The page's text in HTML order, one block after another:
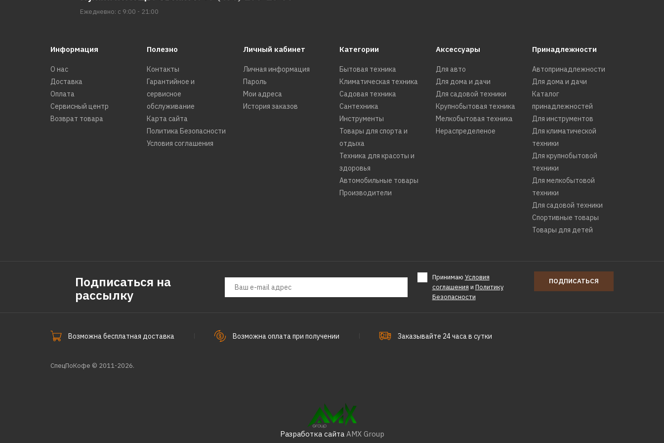
Фен HARIZMA H10207-16
Basic-2 зеленый
4585р.
ДОБАВИТЬ К СРАВНЕНИЮ
H10223 синий
Ежедневно: с 9:00 - 21:00
Информация
О нас
Доставка
Оплата
Сервисный центр
Возврат товара
Полезно
Контакты
Гарантийное и
сервисное
обслуживание
Карта сайта
Политика Безопасности
Условия соглашения
Личный кабинет
Личная информация
Пароль
Мои адреса
История заказов
Категории
Бытовая техника
Климатическая техника
Садовая техника
Сантехника
Инструменты
Товары для спорта и
отдыха
Техника для красоты и
здоровья
Автомобильные товары
Производители
Аксессуары
Для авто
Для дома и дачи
Для садовой техники
Крупнобытовая техника
Мелкобытовая техника
Нераспределеное
Принадлежности
Автопринадлежности
Для дома и дачи
Каталог
принадлежностей
Для инструментов
Для климатической
техники
Для крупнобытовой
техники
Для мелкобытовой
техники
Для садовой техники
Спортивные товары
Товары для детей
Подписаться на
рассылку
Принимаю Условия
соглашения и Политику
Безопасности
ПОДПИСАТЬСЯ
Возможна бесплатная доставка Возможна оплата при получении Заказывайте 24 часа в сутки
СпецПоКофе © 2011-2026.
Разработка сайта AMX Group